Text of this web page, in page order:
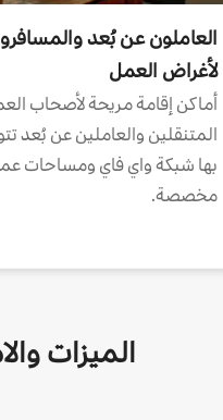
العاملون عن بُعد
لأغراض العمل
أماكن إقامة مريحة لأصحاب
المتنقلين والعاملين عن بُعد
بها شبكة واي فاي ومساحات
مخصصة.
الميزات